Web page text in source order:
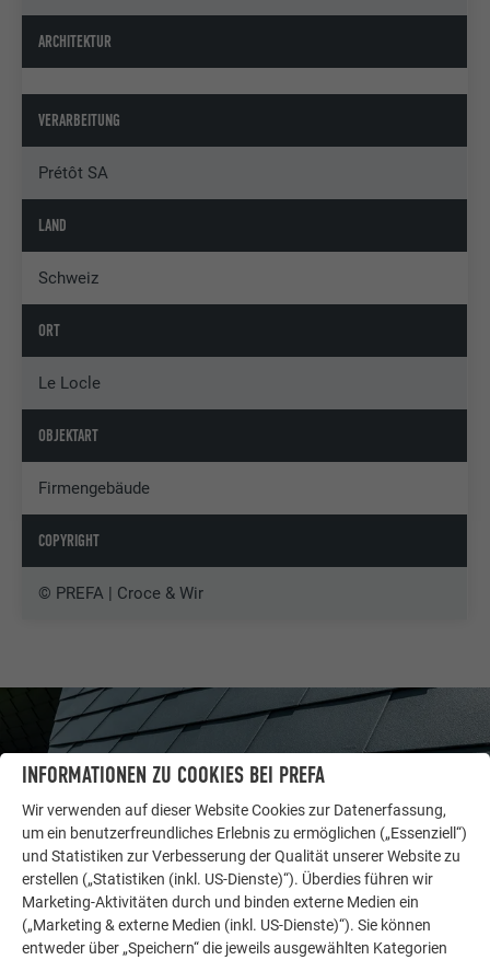
ARCHITEKTUR
VERARBEITUNG
Prétôt SA
LAND
Schweiz
ORT
Le Locle
OBJEKTART
Firmengebäude
COPYRIGHT
© PREFA | Croce & Wir
INFORMATIONEN ZU COOKIES BEI PREFA
Wir verwenden auf dieser Website Cookies zur Datenerfassung,
um ein benutzerfreundliches Erlebnis zu ermöglichen („Essenziell“)
und Statistiken zur Verbesserung der Qualität unserer Website zu
erstellen („Statistiken (inkl. US-Dienste)“). Überdies führen wir
Marketing-Aktivitäten durch und binden externe Medien ein
(„Marketing & externe Medien (inkl. US-Dienste)“). Sie können
entweder über „Speichern“ die jeweils ausgewählten Kategorien